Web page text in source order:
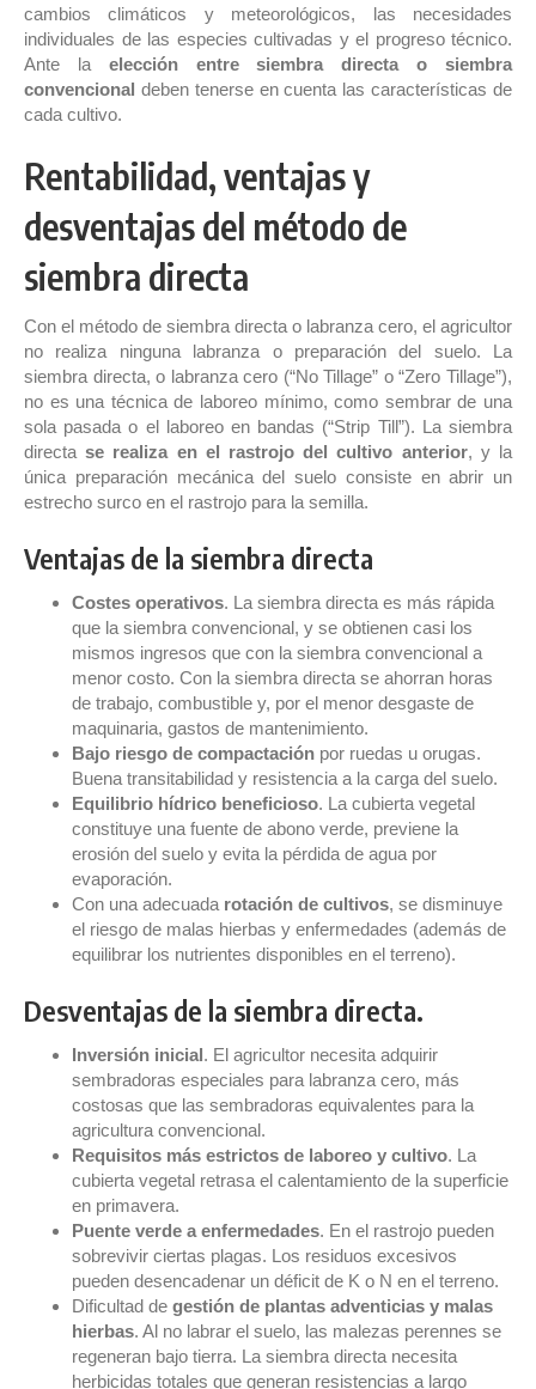
cambios climáticos y meteorológicos, las necesidades
individuales de las especies cultivadas y el progreso técnico.
Ante la elección entre siembra directa o siembra
convencional deben tenerse en cuenta las características de
cada cultivo.
Rentabilidad, ventajas y
desventajas del método de
siembra directa
Con el método de siembra directa o labranza cero, el agricultor
no realiza ninguna labranza o preparación del suelo. La
siembra directa, o labranza cero (“No Tillage” o “Zero Tillage”),
no es una técnica de laboreo mínimo, como sembrar de una
sola pasada o el laboreo en bandas (“Strip Till”). La siembra
directase realiza en el rastrojo del cultivo anterior, y la
única preparación mecánica del suelo consiste en abrir un
estrecho surco en el rastrojo para la semilla.
Ventajas de la siembra directa
Costes operativos. La siembra directa es más rápida
que la siembra convencional, y se obtienen casi los
mismos ingresos que con la siembra convencional a
menor costo. Con la siembra directa se ahorran horas
de trabajo, combustible y, por el menor desgaste de
maquinaria, gastos de mantenimiento.
Bajo riesgo de compactación por ruedas u orugas.
Buena transitabilidad y resistencia a la carga del suelo.
Equilibrio hídrico beneficioso. La cubierta vegetal
constituye una fuente de abono verde, previene la
erosión del suelo y evita la pérdida de agua por
evaporación.
Con una adecuada rotación de cultivos, se disminuye
el riesgo de malas hierbas y enfermedades (además de
equilibrar los nutrientes disponibles en el terreno).
Desventajas de la siembra directa.
Inversión inicial. El agricultor necesita adquirir
sembradoras especiales para labranza cero, más
costosas que las sembradoras equivalentes para la
agricultura convencional.
Requisitos más estrictos de laboreo y cultivo. La
cubierta vegetal retrasa el calentamiento de la superficie
en primavera.
Puente verde a enfermedades. En el rastrojo pueden
sobrevivir ciertas plagas. Los residuos excesivos
pueden desencadenar un déficit de K o N en el terreno.
Dificultad de gestión de plantas adventicias y malas
hierbas. Al no labrar el suelo, las malezas perennes se
regeneran bajo tierra. La siembra directa necesita
herbicidas totales que generan resistencias a largo